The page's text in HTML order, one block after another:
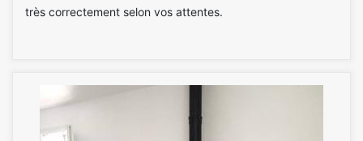
très correctement selon vos attentes.